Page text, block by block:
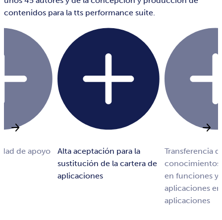
contenidos para la tts performance suite.
Alta aceptación para la
sustitución de la cartera de
aplicaciones
Transferencia
conocimientos
en funciones y
aplicaciones
aplicaciones
de apoyo